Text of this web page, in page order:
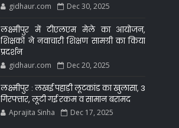
gidhaur.com Dec 30, 2025
लक्ष्मीपुर में टीएलएम मेले का आयोजन,
शिक्षकों ने नवाचारी शिक्षण सामग्री का किया
प्रदर्शन
gidhaur.com Dec 20, 2025
लक्ष्मीपुर : लखई पहाड़ी लूटकांड का खुलासा, 3
गिरफ्तार, लूटी गई रकम व सामान बरामद
Aprajita Sinha Dec 17, 2025